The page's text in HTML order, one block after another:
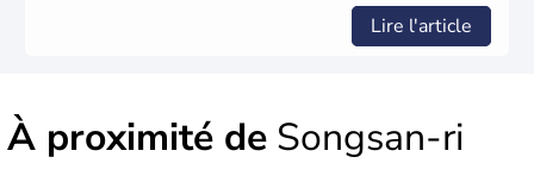
Lire l'article
À proximité de Songsan-ri